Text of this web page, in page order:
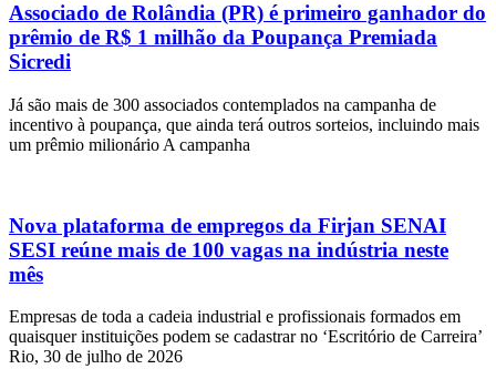
Associado de Rolândia (PR) é primeiro ganhador do
prêmio de R$ 1 milhão da Poupança Premiada
Sicredi
Já são mais de 300 associados contemplados na campanha de
incentivo à poupança, que ainda terá outros sorteios, incluindo mais
um prêmio milionário A campanha
Nova plataforma de empregos da Firjan SENAI
SESI reúne mais de 100 vagas na indústria neste
mês
Empresas de toda a cadeia industrial e profissionais formados em
quaisquer instituições podem se cadastrar no ‘Escritório de Carreira’
Rio, 30 de julho de 2026